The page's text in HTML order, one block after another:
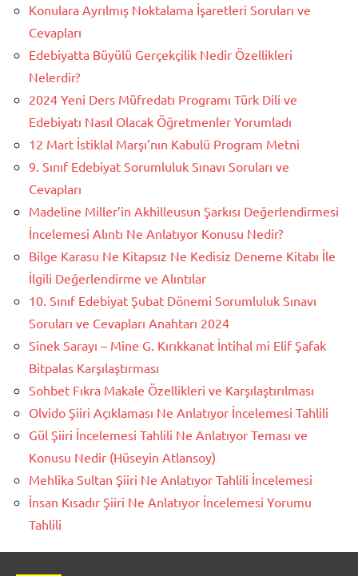
Konulara Ayrılmış Noktalama İşaretleri Soruları ve
Cevapları
Edebiyatta Büyülü Gerçekçilik Nedir Özellikleri
Nelerdir?
2024 Yeni Ders Müfredatı Programı Türk Dili ve
Edebiyatı Nasıl Olacak Öğretmenler Yorumladı
12 Mart İstiklal Marşı’nın Kabulü Program Metni
9. Sınıf Edebiyat Sorumluluk Sınavı Soruları ve
Cevapları
Madeline Miller’in Akhilleusun Şarkısı Değerlendirmesi
İncelemesi Alıntı Ne Anlatıyor Konusu Nedir?
Bilge Karasu Ne Kitapsız Ne Kedisiz Deneme Kitabı İle
İlgili Değerlendirme ve Alıntılar
10. Sınıf Edebiyat Şubat Dönemi Sorumluluk Sınavı
Soruları ve Cevapları Anahtarı 2024
Sinek Sarayı – Mine G. Kırıkkanat İntihal mi Elif Şafak
Bitpalas Karşılaştırması
Sohbet Fıkra Makale Özellikleri ve Karşılaştırılması
Olvido Şiiri Açıklaması Ne Anlatıyor İncelemesi Tahlili
Gül Şiiri İncelemesi Tahlili Ne Anlatıyor Teması ve
Konusu Nedir (Hüseyin Atlansoy)
Mehlika Sultan Şiiri Ne Anlatıyor Tahlili İncelemesi
İnsan Kısadır Şiiri Ne Anlatıyor İncelemesi Yorumu
Tahlili